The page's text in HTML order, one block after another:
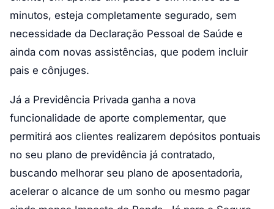
minutos, esteja completamente segurado, sem
necessidade da Declaração Pessoal de Saúde e
ainda com novas assistências, que podem incluir
pais e cônjuges.
Já a Previdência Privada ganha a nova
funcionalidade de aporte complementar, que
permitirá aos clientes realizarem depósitos pontuais
no seu plano de previdência já contratado,
buscando melhorar seu plano de aposentadoria,
acelerar o alcance de um sonho ou mesmo pagar